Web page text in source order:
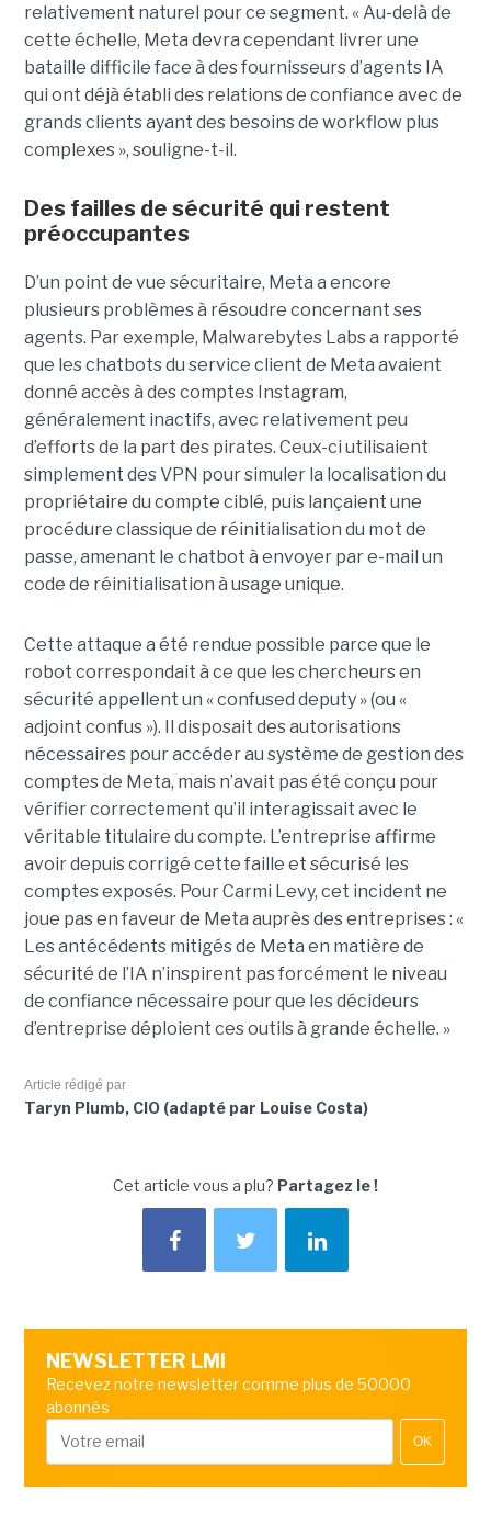
relativement naturel pour ce segment. « Au-delà de
cette échelle, Meta devra cependant livrer une
bataille difficile face à des fournisseurs d’agents IA
qui ont déjà établi des relations de confiance avec de
grands clients ayant des besoins de workflow plus
complexes », souligne-t-il.
Des failles de sécurité qui restent
préoccupantes
D’un point de vue sécuritaire, Meta a encore
plusieurs problèmes à résoudre concernant ses
agents. Par exemple, Malwarebytes Labs a rapporté
que les chatbots du service client de Meta avaient
donné accès à des comptes Instagram,
généralement inactifs, avec relativement peu
d’efforts de la part des pirates. Ceux-ci utilisaient
simplement des VPN pour simuler la localisation du
propriétaire du compte ciblé, puis lançaient une
procédure classique de réinitialisation du mot de
passe, amenant le chatbot à envoyer par e-mail un
code de réinitialisation à usage unique.
Cette attaque a été rendue possible parce que le
robot correspondait à ce que les chercheurs en
sécurité appellent un « confused deputy » (ou «
adjoint confus »). Il disposait des autorisations
nécessaires pour accéder au système de gestion des
comptes de Meta, mais n’avait pas été conçu pour
vérifier correctement qu’il interagissait avec le
véritable titulaire du compte. L’entreprise affirme
avoir depuis corrigé cette faille et sécurisé les
comptes exposés. Pour Carmi Levy, cet incident ne
joue pas en faveur de Meta auprès des entreprises : «
Les antécédents mitigés de Meta en matière de
sécurité de l’IA n’inspirent pas forcément le niveau
de confiance nécessaire pour que les décideurs
d’entreprise déploient ces outils à grande échelle. »
Article rédigé par
Taryn Plumb, CIO (adapté par Louise Costa)
Cet article vous a plu? Partagez le !
NEWSLETTER LMI
Recevez notre newsletter comme plus de 50000
abonnés
OK